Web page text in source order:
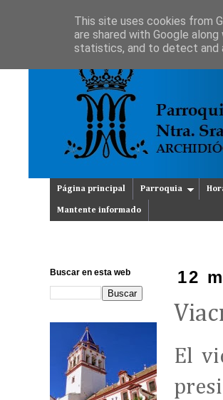
Página principal Parroquia
Mantente informado
12
El
Buscar en esta web
This site uses cookies from
are shared with Google
statistics, and to detect and